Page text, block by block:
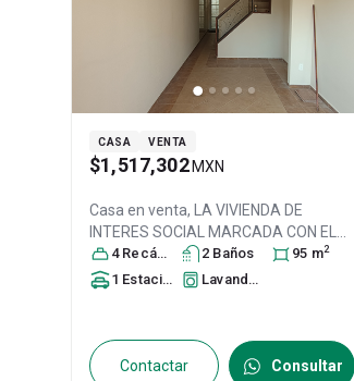
CASA VENTA
$1,517,302 MXN
Casa en venta,
LA VIVIENDA DE
INTERES SOCIAL MARCADA CON EL
NUMERO 22 DEL LOTE 23 DE LA
MANZANA 10 UBICADA EN LA CA, Col.
30918174
4 Recámara s 2 Baños 95 m2
1 Estacionamiento Lavandería
Contactar Consultar